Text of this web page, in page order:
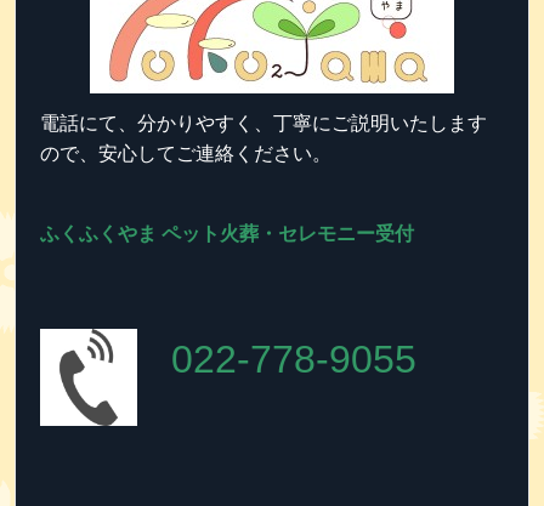
電話にて、分かりやすく、丁寧にご説明いたします
ので、安心してご連絡ください。
ふくふくやま ペット火葬・セレモニー受付
022-778-9055